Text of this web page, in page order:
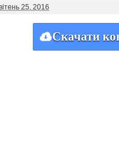
25, 2016
Скачати